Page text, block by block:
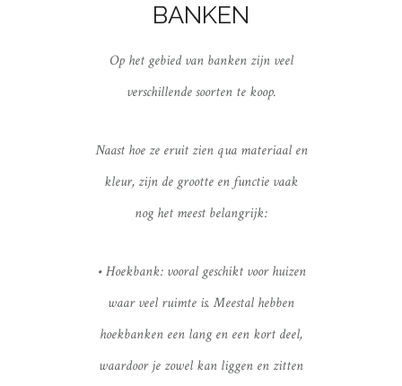
BANKEN
Op het gebied van banken zijn veel
verschillende soorten te koop.
Naast hoe ze eruit zien qua materiaal en
kleur, zijn de grootte en functie vaak
nog het meest belangrijk:
• Hoekbank: vooral geschikt voor huizen
waar veel ruimte is. Meestal hebben
hoekbanken een lang en een kort deel,
waardoor je zowel kan liggen en zitten